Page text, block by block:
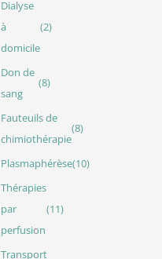
Dialyse
à
domicile
(2)
Don de
sang
(8)
Fauteuils de
chimiothérapie
(8)
Plasmaphérèse(10)
Thérapies
par
perfusion
(11)
Transport